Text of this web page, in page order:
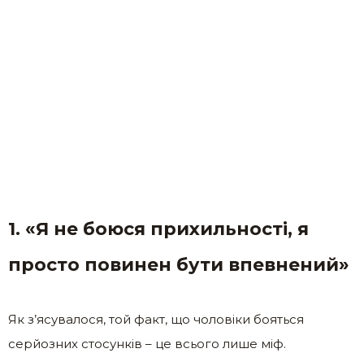
1. «Я не боюся прихильності, я
просто повинен бути впевнений»
Як з’ясувалося, той факт, що чоловіки бояться
серйозних стосунків – це всього лише міф.